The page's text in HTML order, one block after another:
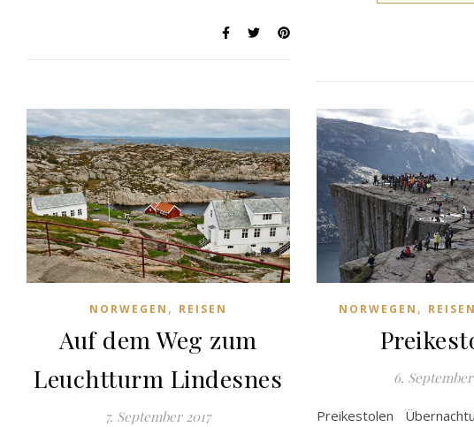
NORWEGEN , REISEN
Auf dem Weg zum
Leuchtturm Lindesnes
7. September 2017
NORWEGEN , REISEN
6. September
Preikestolen